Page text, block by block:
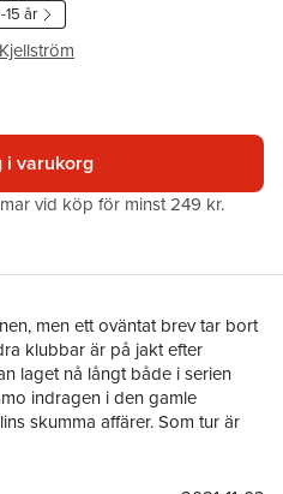
15 år
i varukorg
vid köp för minst 249 kr.
men ett oväntat brev tar bort
klubbar är på jakt efter
laget nå långt både i serien
indragen i den gamle
skumma affärer. Som tur är
fotbollen tar alltmer tid och